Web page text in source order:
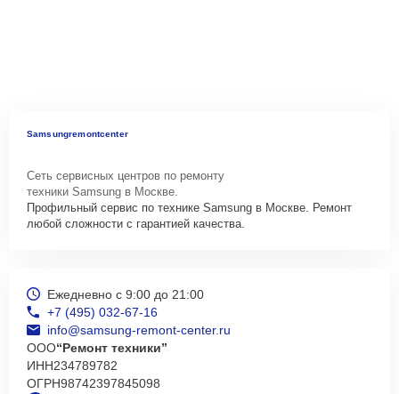
Samsungremontcenter
Сеть сервисных центров по ремонту
техники Samsung в Москве.
Профильный сервис по технике Samsung в Москве. Ремонт
любой сложности с гарантией качества.
Ежедневно с 9:00 до 21:00
+7 (495) 032-67-16
info@samsung-remont-center.ru
ООО“Ремонт техники”
ИНН234789782
ОГРН98742397845098